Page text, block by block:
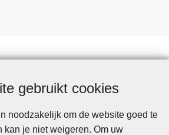
gebruikt cookies
noodzakelijk om de website goed te
kan je niet weigeren. Om uw
Downloads